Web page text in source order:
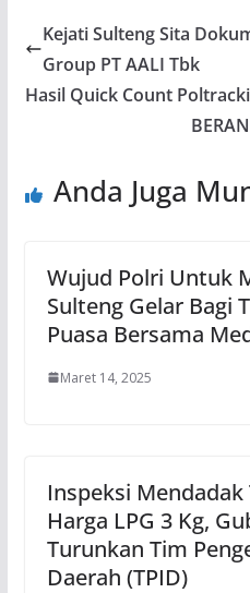
Kejati Sulteng Sita
Group PT AALI Tbk
Hasil Quick Count
Anda Juga
Wujud Polri Untuk
Sulteng Gelar Bagi
Puasa Bersama
Maret 14, 2025
Inspeksi
Harga LPG 3 Kg,
Turunkan Tim
Daerah (TPID)